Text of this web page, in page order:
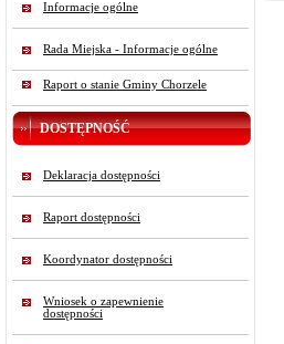
Informacje ogólne
Rada Miejska - Informacje ogólne
Raport o stanie Gminy Chorzele
DOSTĘPNOŚĆ
Deklaracja dostępności
Raport dostępności
Koordynator dostępności
Wniosek o zapewnienie
dostępności